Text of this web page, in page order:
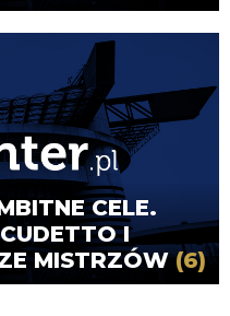
CELE.
I
MISTRZÓW(6)